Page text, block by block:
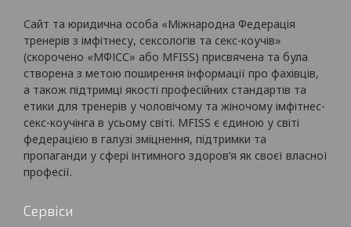
Сайт та юридична особа «Міжнародна Федерація
тренерів з імфітнесу, сексологів та секс-коучів»
(скорочено «МФІСС» або MFISS) присвячена та була
створена з метою поширення інформації про фахівців,
а також підтримці якості професійних стандартів та
етики для тренерів у чоловічому та жіночому імфітнес-
секс-коучінга в усьому світі. MFISS є єдиною у світі
федерацією в галузі зміцнення, підтримки та
пропаганди у сфері інтимного здоров’я як своєї власної
професії.
Сервіси